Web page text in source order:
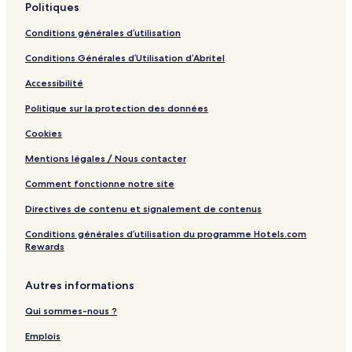
e
Politiques
Conditions générales d’utilisation
Conditions Générales d’Utilisation d’Abritel
Accessibilité
Politique sur la protection des données
Cookies
Mentions légales / Nous contacter
Comment fonctionne notre site
Directives de contenu et signalement de contenus
Conditions générales d’utilisation du programme Hotels.com
Rewards
Autres informations
Qui sommes-nous ?
Emplois